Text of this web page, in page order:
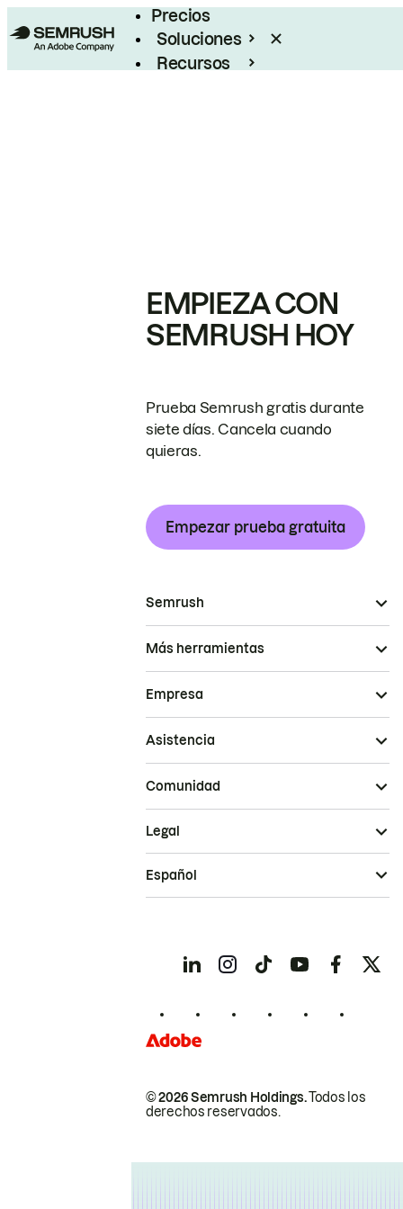
Precios
Soluciones
Recursos
EMPIEZA CON
SEMRUSH HOY
Prueba Semrush gratis durante
siete días. Cancela cuando
quieras.
Empezar prueba gratuita
Semrush
Más herramientas
Empresa
Asistencia
Comunidad
© 2026 Semrush Holdings.Todos los
derechos reservados.
Legal
Español